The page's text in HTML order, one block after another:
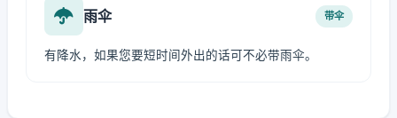
雨伞 带伞
有降水，如果您要短时间外出的话可不必带雨伞。